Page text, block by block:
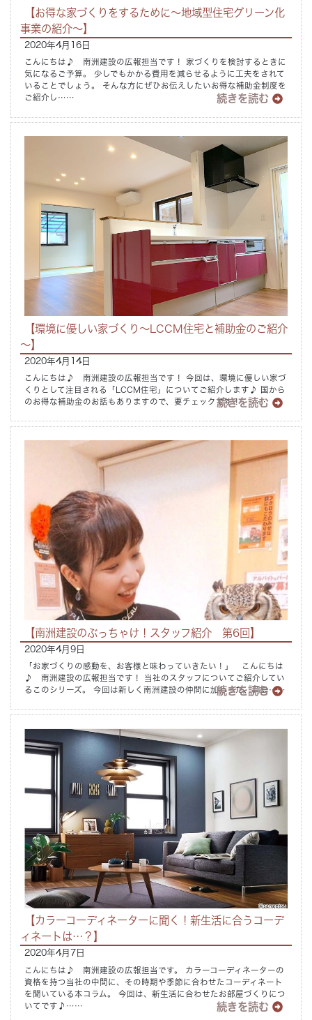
【お得な家づくりをするために～地域型住宅グリーン化
事業の紹介～】
2020年4月16日
こんにちは♪ 南洲建設の広報担当です！ 家づくりを検討するときに
気になるご予算。 少しでもかかる費用を減らせるように工夫をされて
いることでしょう。 そんな方にぜひお伝えしたいお得な補助金制度を
ご紹介し……
続きを読む
【環境に優しい家づくり～LCCM住宅と補助金のご紹介
～】
2020年4月14日
こんにちは♪ 南洲建設の広報担当です！ 今回は、環境に優しい家づ
くりとして注目される「LCCM住宅」についてご紹介します♪ 国から
のお得な補助金のお話もありますので、要チェックです！ ……
続きを読む
【南洲建設のぶっちゃけ！スタッフ紹介 第6回】
2020年4月9日
「お家づくりの感動を、お客様と味わっていきたい！」 こんにちは
♪ 南洲建設の広報担当です！ 当社のスタッフについてご紹介してい
るこのシリーズ。 今回は新しく南洲建設の仲間に加わった、岡島……
続きを読む
【カラーコーディネーターに聞く！新生活に合うコーデ
ィネートは…？】
2020年4月7日
こんにちは♪ 南洲建設の広報担当です。 カラーコーディネーターの
資格を持つ当社の中間に、その時期や季節に合わせたコーディネート
を聞いている本コラム。 今回は、新生活に合わせたお部屋づくりにつ
いてです♪……
続きを読む